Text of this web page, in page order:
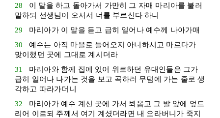
28 이 말을 하고 돌아가서 가만히 그 자매 마리아를 불러
말하되 선생님이 오셔서 너를 부르신다 하니
29 마리아가 이 말을 듣고 급히 일어나 예수께 나아가매
30 예수는 아직 마을로 들어오지 아니하시고 마르다가
맞이했던 곳에 그대로 계시더라
31 마리아와 함께 집에 있어 위로하던 유대 인들은 그가
급히 일어나 나가는 것을 보고 곡하러 무덤에 가는 줄로 생
각하고 따라가더니
32 마리아가 예수 계신 곳에 가서 뵈옵고 그 발 앞에 엎드
리어 이르되 주께서 여기 계셨더라면 내 오라버니가 죽지